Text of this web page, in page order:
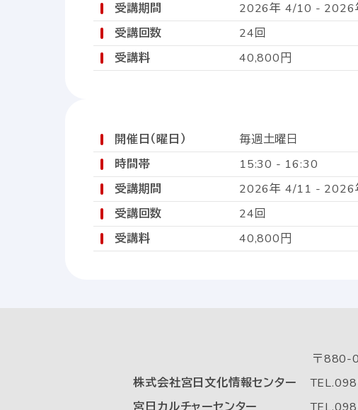
受講期間
2026年 4/10 - 2026
受講回数
24回
受講料
40,800円
開催日（曜日）
毎週土曜日
時間帯
15:30 - 16:30
受講期間
2026年 4/11 - 2026
受講回数
24回
受講料
40,800円
〒880-
株式会社宮日文化情報センター
TEL.